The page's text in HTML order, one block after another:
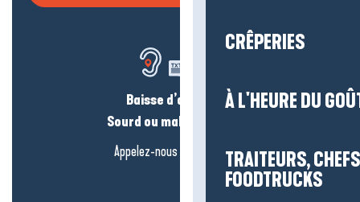
CRÊPERIES
À L'HEURE DU
TRAITEURS,
FOODTRUCKS
Baisse d’audition ?
Sourd ou malentendant ?
Appelez-nous en
cliquant-ici